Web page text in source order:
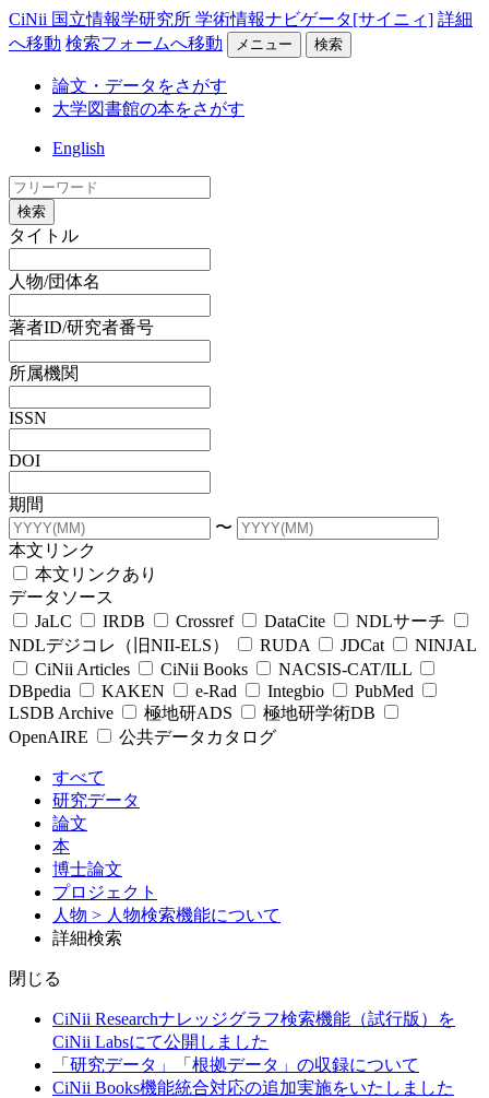
CiNii 国立情報学研究所 学術情報ナビゲータ[サイニィ] 詳細
へ移動 検索フォームへ移動 メニュー 検索
論文・データをさがす
大学図書館の本をさがす
English
検索
タイトル
人物/団体名
著者ID/研究者番号
所属機関
ISSN
DOI
期間
〜
本文リンク
本文リンクあり
データソース
JaLC
IRDB Crossref DataCite
NDLサーチ
NDLデジコレ（旧NII-ELS）
RUDA JDCat
NINJAL
CiNii Articles
CiNii Books
NACSIS-CAT/ILL
DBpedia
KAKEN e-Rad Integbio
PubMed
LSDB Archive
極地研ADS
極地研学術DB
OpenAIRE
公共データカタログ
すべて
研究データ
論文
本
博士論文
プロジェクト
人物 > 人物検索機能について
詳細検索
閉じる
CiNii Researchナレッジグラフ検索機能（試行版）を
CiNii Labsにて公開しました
「研究データ」「根拠データ」の収録について
CiNii Books機能統合対応の追加実施をいたしました